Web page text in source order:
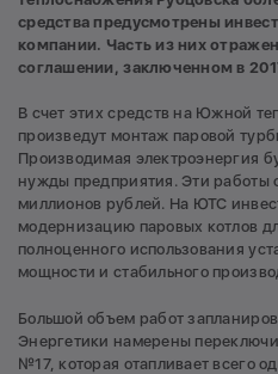
средства предусмотрены
компании. Часть из них
соглашении, заключенном в
В счет этих средств на Южной
произведут монтаж паровой
Производимая электроэнергия
нужды предприятия. Эти работы
миллионов рублей. На ЮТС
модернизацию паровых котлов
полноценного использования
мощности и стабильного
Большой объем работ
Энергетики намерены
№17, которая отапливает всего